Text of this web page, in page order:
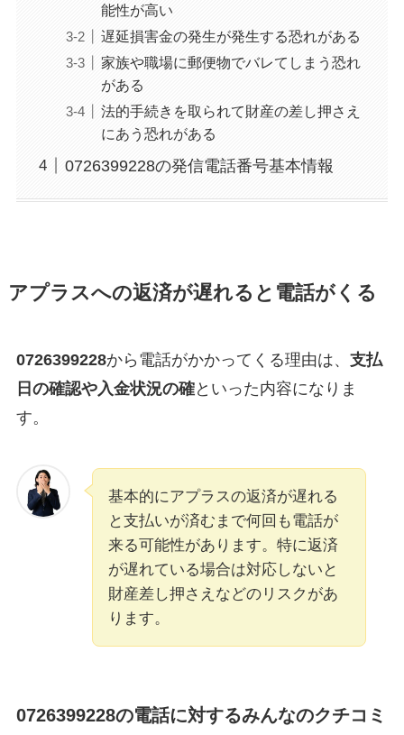
能性が高い
遅延損害金の発生が発生する恐れがある
家族や職場に郵便物でバレてしまう恐れ
がある
法的手続きを取られて財産の差し押さえ
にあう恐れがある
0726399228の発信電話番号基本情報
アプラスへの返済が遅れると電話がくる
0726399228から電話がかかってくる理由は、 支払
日の確認や入金状況の確といった内容になりま
す。
基本的にアプラスの返済が遅れる
と支払いが済むまで何回も電話が
来る可能性があります。特に返済
が遅れている場合は対応しないと
財産差し押さえなどのリスクがあ
ります。
0726399228の電話に対するみんなのクチコミ